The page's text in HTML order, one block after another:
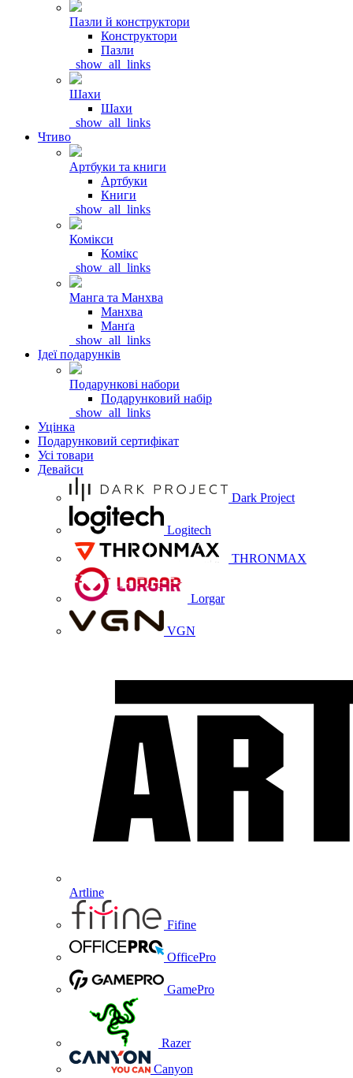
Пазли й конструктори
Конструктори
Пазли
_show_all_links
Шахи
Шахи
_show_all_links
Чтиво
Артбуки та книги
Артбуки
Книги
_show_all_links
Комікси
Комікс
_show_all_links
Манга та Манхва
Манхва
Манґа
_show_all_links
Ідеї подарунків
Подарункові набори
Подарунковий набір
_show_all_links
Уцінка
Подарунковий сертифікат
Усі товари
Девайси
Dark Project
Logitech
THRONMAX
Lorgar
VGN
Artline
Fifine
OfficePro
GamePro
Razer
Canyon